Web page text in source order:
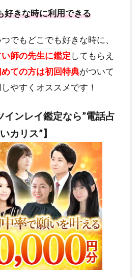
好きな時に利用できる
でもどこでも好きな時に、
師の先生に鑑定してもらえ
ての方は初回特典がついて
やすくオススメです！
インレイ鑑定なら”電話占
いカリス”】